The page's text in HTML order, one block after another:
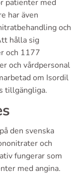
patienter med
har även
och
hålla sig
och 1177
och vårdpersonal
om Isordil
tillgängliga.
den svenska
och
fungerar som
med angina.